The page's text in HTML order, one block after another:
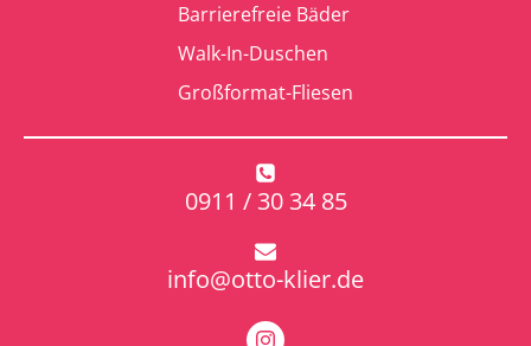
Barrierefreie Bäder
Walk-In-Duschen
Großformat-Fliesen
0911 / 30 34 85
info@otto-klier.de